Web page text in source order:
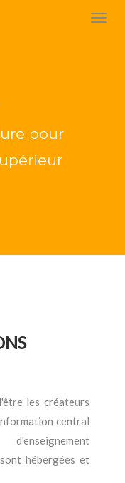
pour
les créateurs
central
hébergées et